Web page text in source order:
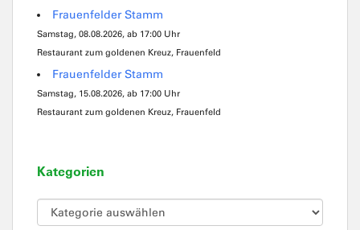
Frauenfelder Stamm
Samstag, 08.08.2026, ab 17:00 Uhr
Restaurant zum goldenen Kreuz, Frauenfeld
Frauenfelder Stamm
Samstag, 15.08.2026, ab 17:00 Uhr
Restaurant zum goldenen Kreuz, Frauenfeld
Kategorien
Kategorien